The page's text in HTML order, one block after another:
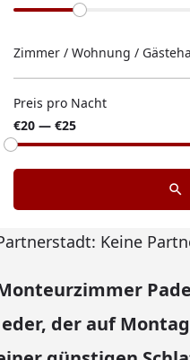
Zimmer / Wohnung /
Preis pro Nacht
€20 — €25
Keine
der auf